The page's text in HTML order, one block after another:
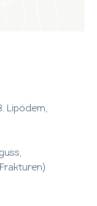
Lipödem,